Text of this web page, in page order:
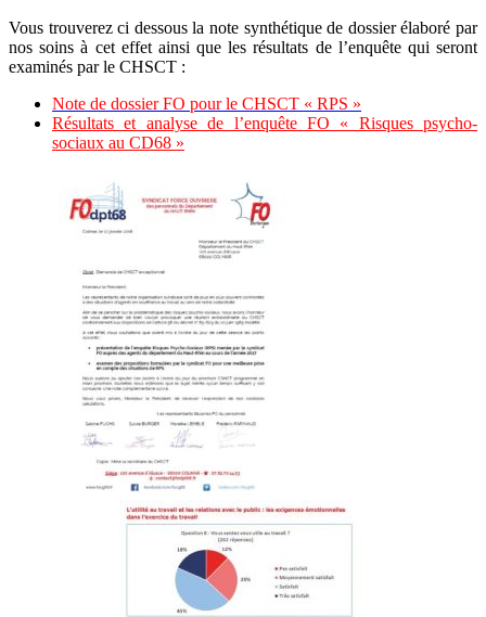
Vous trouverez ci dessous la note synthétique de dossier élaboré par
nos soins à cet effet ainsi que les résultats de l’enquête qui seront
examinés par le CHSCT :
Note de dossier FO pour le CHSCT « RPS »
Résultats et analyse de l’enquête FO « Risques psycho-
sociaux au CD68 »